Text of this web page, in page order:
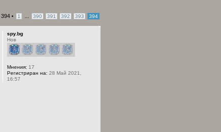
394 • 1 390 391 392 393 394
spy.bg
Нов
Мнения: 17
Регистриран на: 28 Май 2021,
16:57